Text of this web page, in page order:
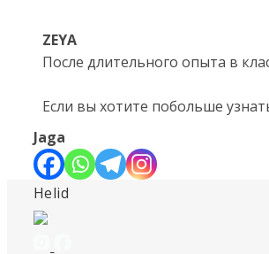
ZEYA
После длительного опыта в
Если вы хотите побольше
Jaga
Helid